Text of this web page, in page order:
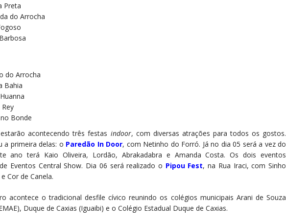
Preta
do Arrocha
do Arrocha
Bahia
Bonde
acontecendo três festas indoor, com diversas atrações para todos os gostos.
a primeira delas: o Paredão In Door, com Netinho do Forró. Já no dia 05 será a vez do
ano terá Kaio Oliveira, Lordão, Abrakadabra e Amanda Costa. Os dois eventos
Eventos Central Show. Dia 06 será realizado o Pipou Fest, na Rua Iraci, com Sinho
Cor de Canela.
acontece o tradicional desfile cívico reunindo os colégios municipais Arani de Souza
Duque de Caxias (Iguaibi) e o Colégio Estadual Duque de Caxias.